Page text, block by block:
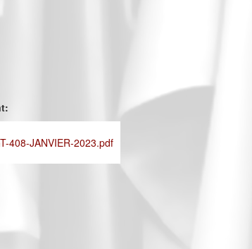
408-JANVIER-2023.pdf